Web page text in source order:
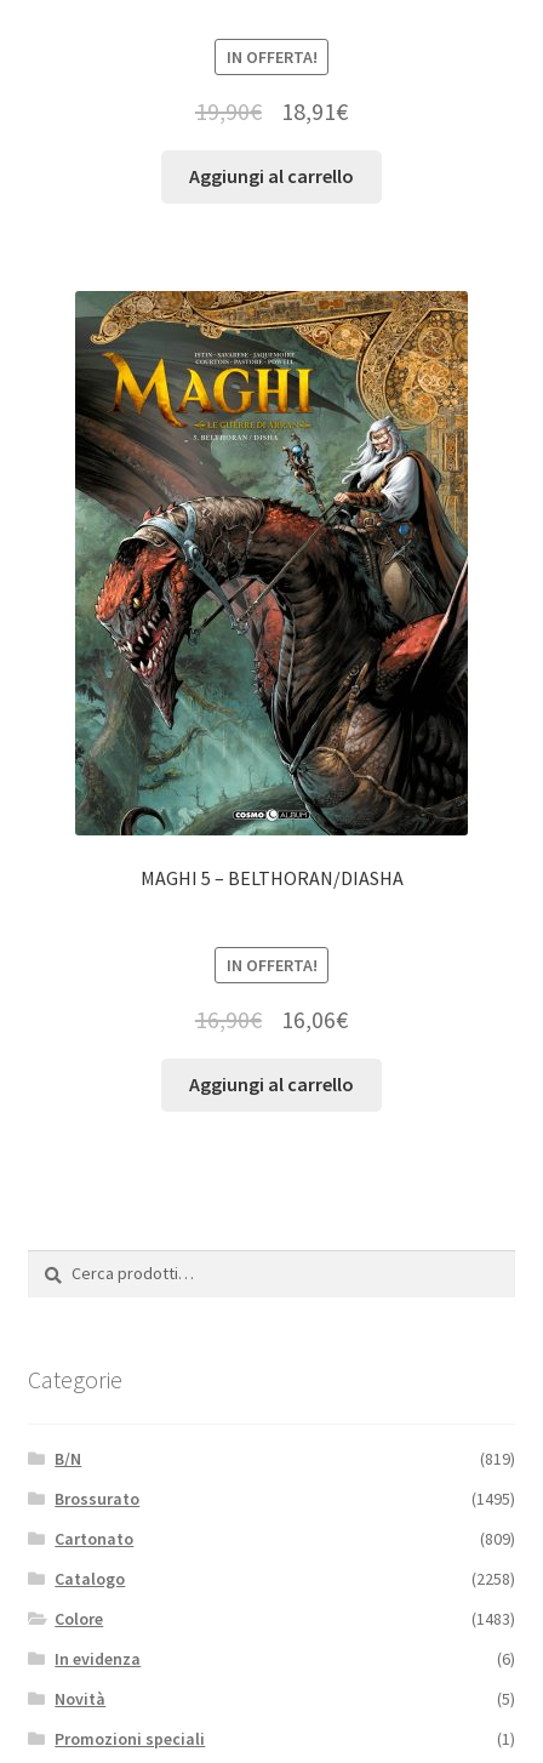
IN OFFERTA!
19,90€ 18,91€
Aggiungi al carrello
MAGHI 5 – BELTHORAN/DIASHA
IN OFFERTA!
16,90€ 16,06€
Aggiungi al carrello
Cerca:
Cerca
Categorie
B/N
(819)
Brossurato
(1495)
Cartonato
(809)
Catalogo
(2258)
Colore
(1483)
In evidenza
(6)
Novità
(5)
Promozioni speciali
(1)